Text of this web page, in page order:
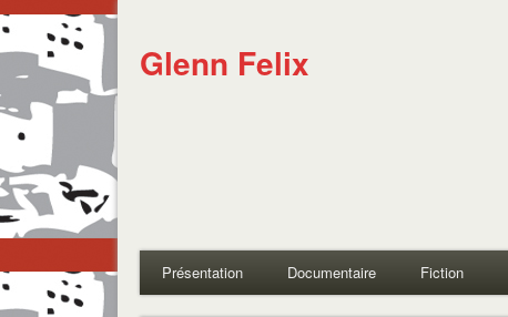
Glenn Felix
Présentation Documentaire Fiction